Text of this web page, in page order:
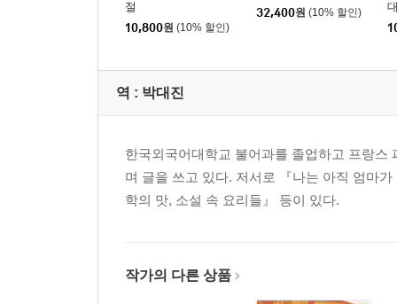
절
10,800원 (10% 할인)
32,400원 (10% 할인)
역 : 박대진
한국외국어대학교 불어과를 졸업하고 프랑
며 글을 쓰고 있다. 저서로 『나는 아직 엄마
학의 맛, 소설 속 요리들』 등이 있다.
작가의 다른 상품